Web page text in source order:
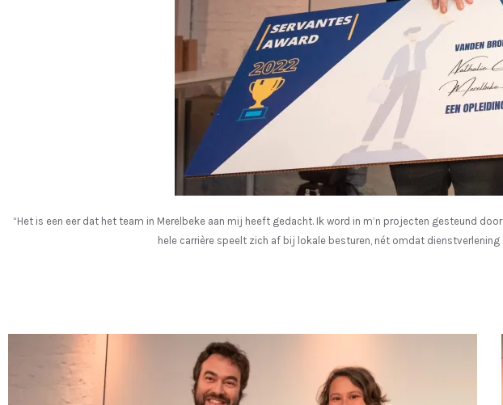
“Het is een eer dat het team in Merelbeke aan mij heeft gedacht. Ik word in m’n projecten gesteund
hele carrière speelt zich af bij lokale besturen, nét omdat